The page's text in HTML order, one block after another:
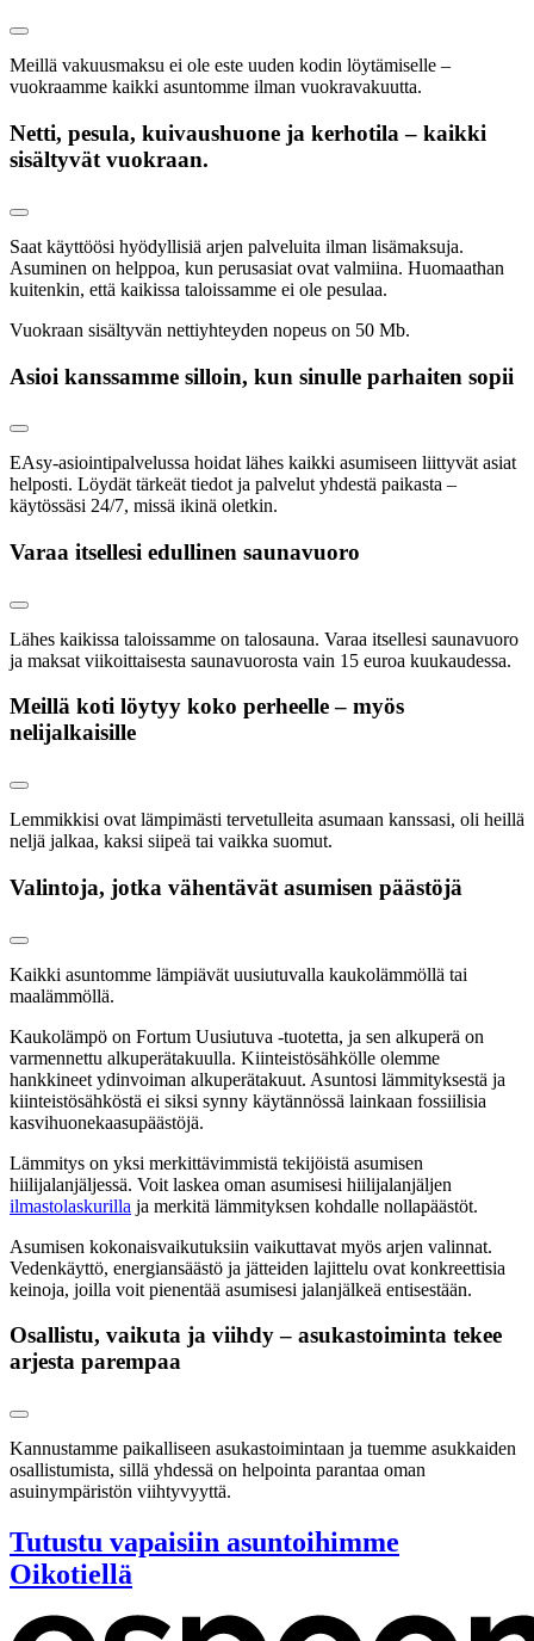
Meillä vakuusmaksu ei ole este uuden kodin löytämiselle –
vuokraamme kaikki asuntomme ilman vuokravakuutta.
Netti, pesula, kuivaushuone ja kerhotila – kaikki
sisältyvät vuokraan.
Saat käyttöösi hyödyllisiä arjen palveluita ilman lisämaksuja.
Asuminen on helppoa, kun perusasiat ovat valmiina. Huomaathan
kuitenkin, että kaikissa taloissamme ei ole pesulaa.
Vuokraan sisältyvän nettiyhteyden nopeus on 50 Mb.
Asioi kanssamme silloin, kun sinulle parhaiten sopii
EAsy-asiointipalvelussa hoidat lähes kaikki asumiseen liittyvät asiat
helposti. Löydät tärkeät tiedot ja palvelut yhdestä paikasta –
käytössäsi 24/7, missä ikinä oletkin.
Varaa itsellesi edullinen saunavuoro
Lähes kaikissa taloissamme on talosauna. Varaa itsellesi saunavuoro
ja maksat viikoittaisesta saunavuorosta vain 15 euroa kuukaudessa.
Meillä koti löytyy koko perheelle – myös
nelijalkaisille
Lemmikkisi ovat lämpimästi tervetulleita asumaan kanssasi, oli heillä
neljä jalkaa, kaksi siipeä tai vaikka suomut.
Valintoja, jotka vähentävät asumisen päästöjä
Kaikki asuntomme lämpiävät uusiutuvalla kaukolämmöllä tai
maalämmöllä.
Kaukolämpö on Fortum Uusiutuva -tuotetta, ja sen alkuperä on
varmennettu alkuperätakuulla. Kiinteistösähkölle olemme
hankkineet ydinvoiman alkuperätakuut. Asuntosi lämmityksestä ja
kiinteistösähköstä ei siksi synny käytännössä lainkaan fossiilisia
kasvihuonekaasupäästöjä.
Lämmitys on yksi merkittävimmistä tekijöistä asumisen
hiilijalanjäljessä. Voit laskea oman asumisesi hiilijalanjäljen
ilmastolaskurilla ja merkitä lämmityksen kohdalle nollapäästöt.
Asumisen kokonaisvaikutuksiin vaikuttavat myös arjen valinnat.
Vedenkäyttö, energiansäästö ja jätteiden lajittelu ovat konkreettisia
keinoja, joilla voit pienentää asumisesi jalanjälkeä entisestään.
Osallistu, vaikuta ja viihdy – asukastoiminta tekee
arjesta parempaa
Kannustamme paikalliseen asukastoimintaan ja tuemme asukkaiden
osallistumista, sillä yhdessä on helpointa parantaa oman
asuinympäristön viihtyvyyttä.
Tutustu vapaisiin asuntoihimme
Oikotiellä